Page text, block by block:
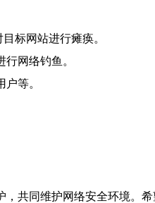
标网站进行瘫痪。
网络钓鱼。
等。
共同维护网络安全环境。